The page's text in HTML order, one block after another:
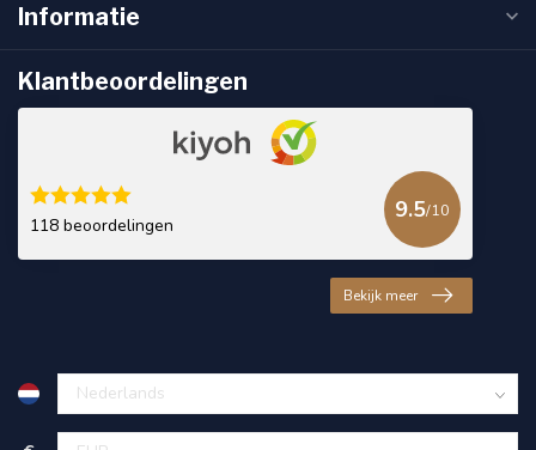
Informatie
Klantbeoordelingen
118 beoordelingen
9.5/10
Bekijk meer